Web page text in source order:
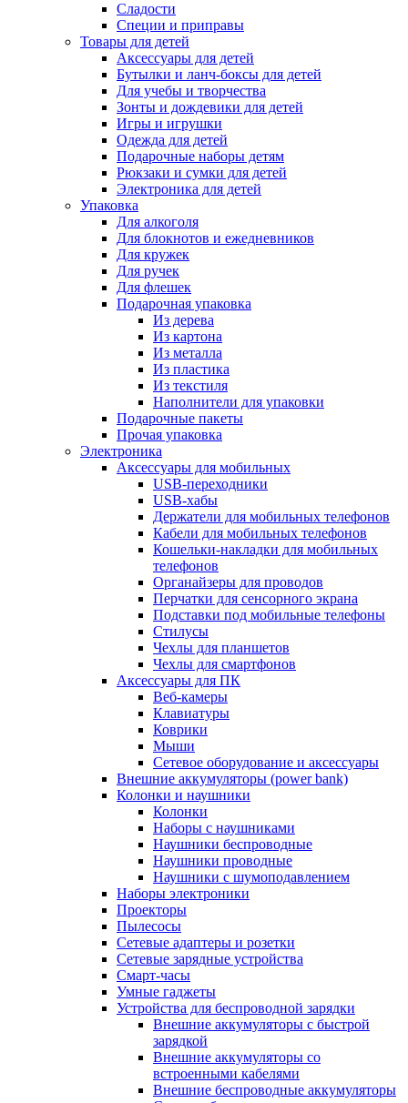
Сладости
Специи и приправы
Товары для детей
Аксессуары для детей
Бутылки и ланч-боксы для детей
Для учебы и творчества
Зонты и дождевики для детей
Игры и игрушки
Одежда для детей
Подарочные наборы детям
Рюкзаки и сумки для детей
Электроника для детей
Упаковка
Для алкоголя
Для блокнотов и ежедневников
Для кружек
Для ручек
Для флешек
Подарочная упаковка
Из дерева
Из картона
Из металла
Из пластика
Из текстиля
Наполнители для упаковки
Подарочные пакеты
Прочая упаковка
Электроника
Аксессуары для мобильных
USB-переходники
USB-хабы
Держатели для мобильных телефонов
Кабели для мобильных телефонов
Кошельки-накладки для мобильных
телефонов
Органайзеры для проводов
Перчатки для сенсорного экрана
Подставки под мобильные телефоны
Стилусы
Чехлы для планшетов
Чехлы для смартфонов
Аксессуары для ПК
Веб-камеры
Клавиатуры
Коврики
Мыши
Сетевое оборудование и аксессуары
Внешние аккумуляторы (power bank)
Колонки и наушники
Колонки
Наборы с наушниками
Наушники беспроводные
Наушники проводные
Наушники с шумоподавлением
Наборы электроники
Проекторы
Пылесосы
Сетевые адаптеры и розетки
Сетевые зарядные устройства
Смарт-часы
Умные гаджеты
Устройства для беспроводной зарядки
Внешние аккумуляторы с быстрой
зарядкой
Внешние аккумуляторы со
встроенными кабелями
Внешние беспроводные аккумуляторы